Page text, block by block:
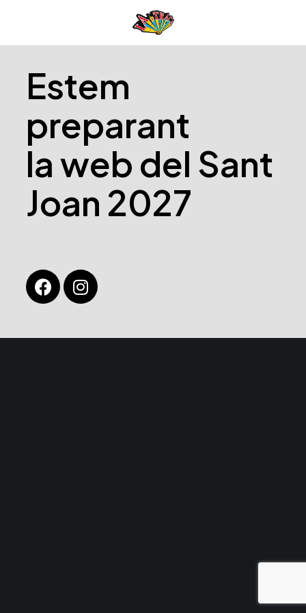
Estem
preparant
la web del Sant
Joan 2027